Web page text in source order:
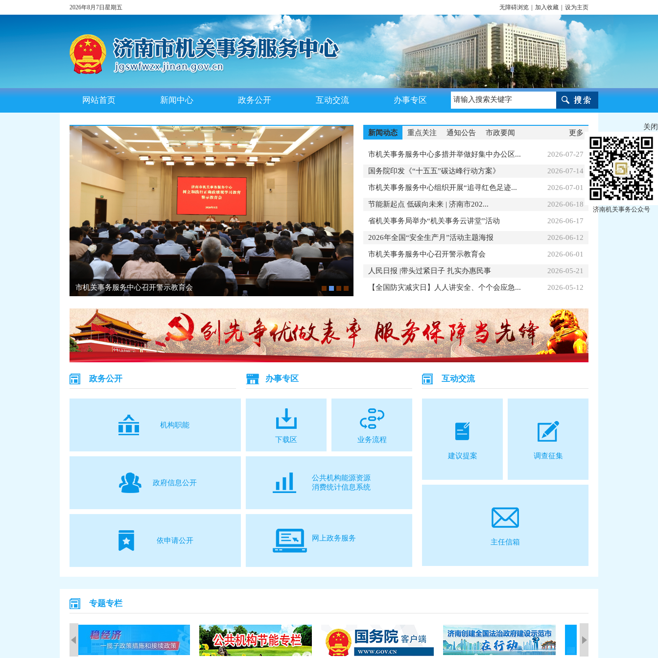
2026年8月7日星期五 无障碍浏览 | 加入收藏 | 设为主页
网站首页 新闻中心 政务公开 互动交流 办事专区
关闭
济南机关事务公众号
市机关事务服务中心召开警示教育会 市机关事务服务中心组织开展全市公共机构能源资源消费统计数据会...
新闻动态 重点关注 通知公告 市政要闻 更多
市机关事务服务中心多措并举做好集中办公区... 2026-07-27
国务院印发《“十五五”碳达峰行动方案》 2026-07-14
市机关事务服务中心组织开展“追寻红色足迹... 2026-07-01
节能新起点 低碳向未来 | 济南市202... 2026-06-18
省机关事务局举办“机关事务云讲堂”活动 2026-06-17
2026年全国“安全生产月”活动主题海报 2026-06-12
市机关事务服务中心召开警示教育会 2026-06-01
人民日报 |带头过紧日子 扎实办惠民事 2026-05-21
【全国防灾减灾日】人人讲安全、个个会应急... 2026-05-12
政务公开
机构职能
政府信息公开
依申请公开
办事专区
下载区 业务流程
公共机构能源资源
消费统计信息系统
网上政务服务
互动交流
建议提案 调查征集
主任信箱
专题专栏